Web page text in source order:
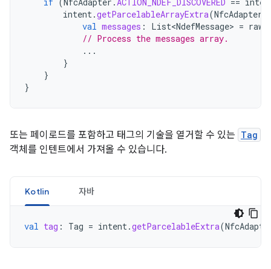
intent.getParcelableArrayExtra(NfcAdapter
val messages : List<NdefMessage> =
// Process the messages array.
...
}
}
}
또는 페이로드를 포함하고 태그의 기술을 열거할 수 있는 Tag
객체를 인텐트에서 가져올 수 있습니다.
Kotlin 자바
val tag : Tag = intent.getParcelableExtra(